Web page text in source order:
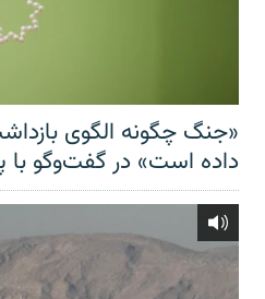
«جنگ چگونه الگوی
داده است» در گفت‌وگو با